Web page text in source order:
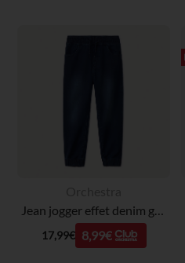
Jean jogger effet denim garçon
17,99€ 8,99€